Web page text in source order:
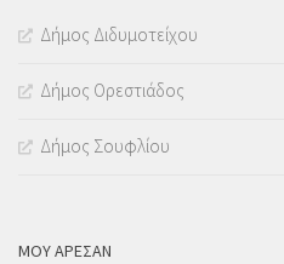
Δήμος Διδυμοτείχου
Δήμος Ορεστιάδος
Δήμος Σουφλίου
ΜΟΥ ΆΡΕΣΑΝ